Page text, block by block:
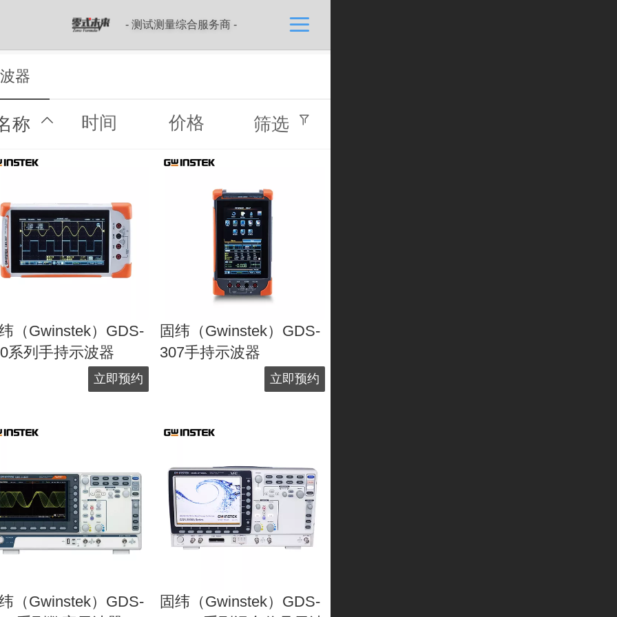
- 测试测量综合服务商 -
器
称 时间 价格 筛选
（Gwinstek）GDS-
系列手持示波器
立即预约
固纬（Gwinstek）GDS-
307手持示波器
立即预约
（Gwinstek）GDS-
固纬（Gwinstek）GDS-